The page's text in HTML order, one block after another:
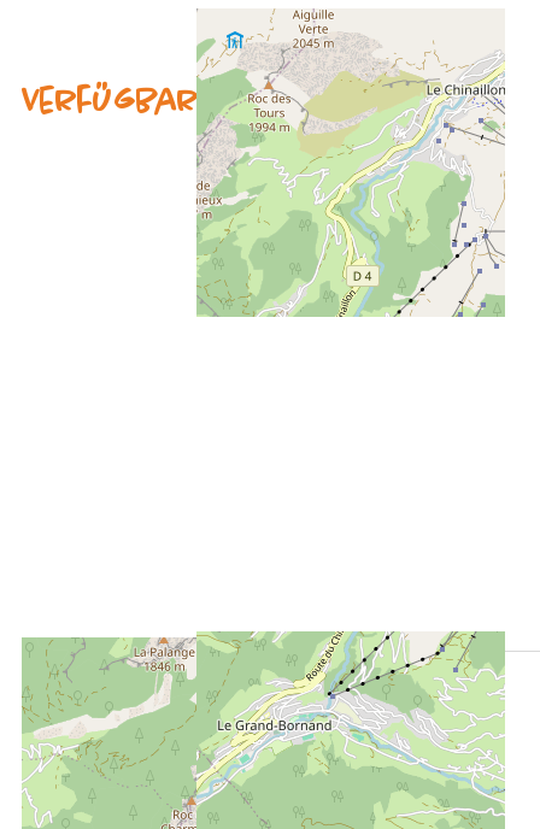
Verfügbarkeit & Preise
ENTFERNT :
200 m
Die Touristen-Information in Le Grand-Bornand Village
150 m
vom Freizeitpark aus
20 m